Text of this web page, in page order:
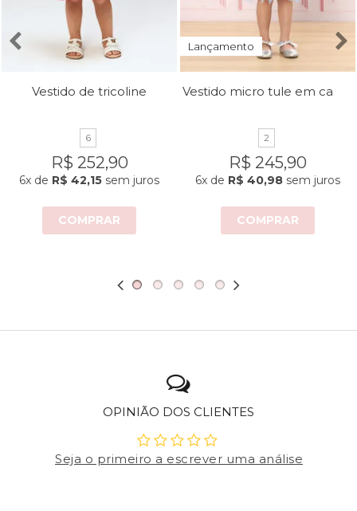
Vestido de tricoline
6
R$ 252,90
6x de R$ 42,15 sem juros
COMPRAR
Lançamento
2
R$ 245,90
6x de R$ 40,98 sem juros
COMPRAR
OPINIÃO DOS CLIENTES
Seja o primeiro a escrever uma análise